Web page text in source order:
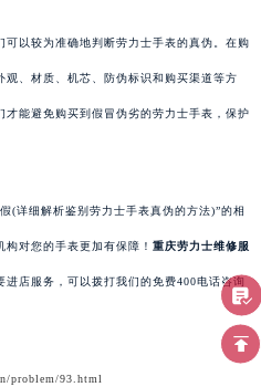
可以较为准确地判断劳力士手表的真伪。在购
、材质、机芯、防伪标识和购买渠道等方
能避免购买到假冒伪劣的劳力士手表，保护
细解析鉴别劳力士手表真伪的方法)”的相
对您的手表更加有保障！ 重庆劳力士维修服
店服务，可以拨打我们的免费400电话咨询
problem/93.html